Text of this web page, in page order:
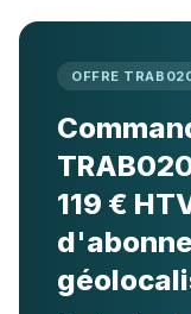
OFFRE
119 €